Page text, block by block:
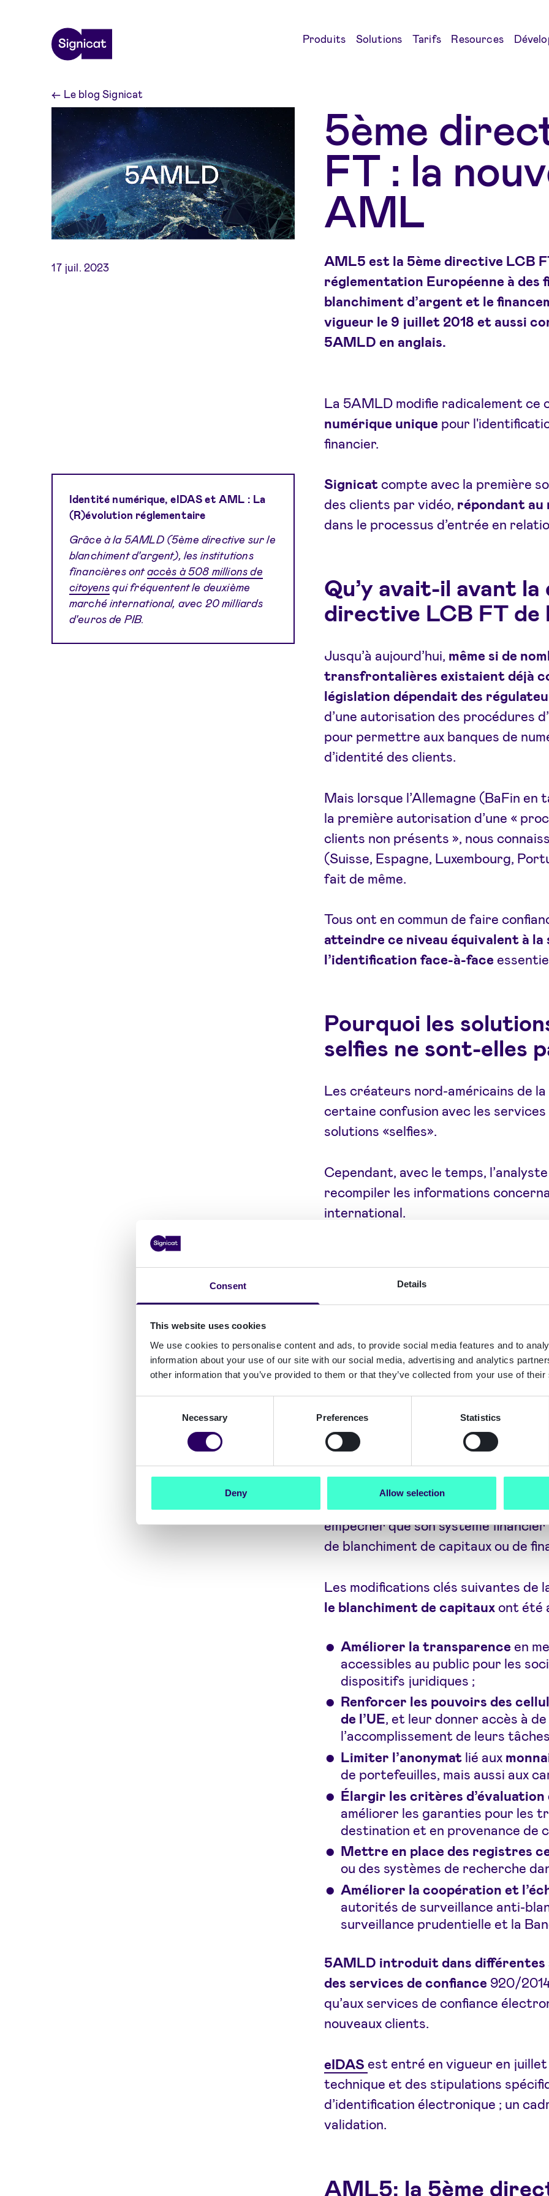
Consent Details
This website uses cookies
We use cookies to personalise content and ads, to provide social media features and to
information about your use of our site with our social media, advertising and analytics
other information that you’ve provided to them or that they’ve collected from your use of
Necessary Preferences Statistics
Deny Allow selection
Produits Solutions Tarifs Resources
← Le blog Signicat
17 juil. 2023
5ème
FT : la
AML
AML5 est la 5ème directive LCB
réglementation Européenne à des
blanchiment d’argent et le
vigueur le 9 juillet 2018 et aussi
5AMLD en anglais.
La 5AMLD modifie radicalement ce
numérique unique pour
financier.
Identité numérique, eIDAS et AML : La
(R)évolution réglementaire
Grâce à la 5AMLD (5ème directive sur le
blanchiment d'argent), les institutions
financières ontaccès à 508 millions de
citoyens qui fréquentent le deuxième
marché international, avec 20 milliards
d'euros de PIB.
Signicatcompte avec la première
des clients par vidéo, répondant au
dans le processus d’entrée en
Qu’y avait-il avant
directive LCB FT de
Jusqu’à aujourd’hui, même si de
transfrontalières existaient déjà
législation dépendait des
d’une autorisation des procédures
pour permettre aux banques de
d’identité des clients.
Mais lorsque l’Allemagne (BaFin
la première autorisation d’une «
clients non présents », nous
(Suisse, Espagne, Luxembourg,
fait de même.
Tous ont en commun de faire
atteindre ce niveau équivalent à
l’identification face-à-face
Pourquoi les
selfies ne sont-elles
Les créateurs nord-américains de
certaine confusion avec les
solutions «selfies».
Cependant, avec le temps,
recompiler les informations
international.
KYC / CDD, une solution de
légalement les exigences
ni la
, comme l’ouverture
l’achat d’une assurance-vie ou
de bout en bout est obligatoire.
Les changements
anti-blanchiment de l’
Les modifications apportées à la
considérablement amélioré la
empêcher que son système
de blanchiment de capitaux ou de
Les modifications clés suivantes de
le blanchiment de capitauxont été
Améliorer la transparenceen
accessibles au public pour les
dispositifs juridiques ;
Renforcer les pouvoirs des
de l’UE, et leur donner accès à
l’accomplissement de leurs
Limiter l’anonymat lié aux
de portefeuilles, mais aussi aux
Élargir les critères
améliorer les garanties pour les
destination et en provenance de
Mettre en place des registres
ou des systèmes de recherche
Améliorer la coopération et
autorités de surveillance anti-
surveillance prudentielle et la
5AMLD introduit dans différentes
des services de confiance 920/
qu’aux services de confiance
nouveaux clients.
eIDAS est entré en vigueur en
technique et des stipulations
d’identification électronique ; un
validation.
AML5: la 5ème